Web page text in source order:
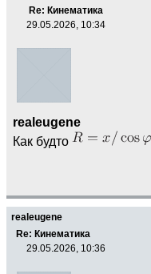
Re: Кинематика
29.05.2026, 10:34
realeugene
Как будто
realeugene
Re: Кинематика
29.05.2026, 10:36